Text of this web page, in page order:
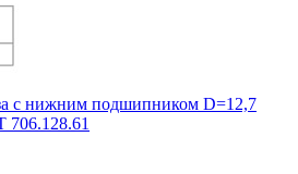
с нижним подшипником D=12,7
706.128.61